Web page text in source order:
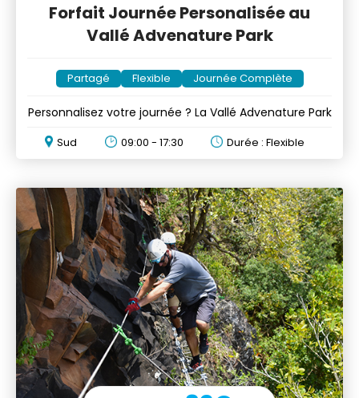
Forfait Journée Personalisée au
Vallé Advenature Park
Partagé Flexible Journée Complète
Personnalisez votre journée ? La Vallé Advenature Park
Sud 09:00 - 17:30 Durée : Flexible